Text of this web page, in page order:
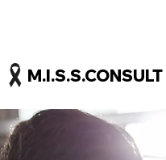
M.I.S.S.CONSULT